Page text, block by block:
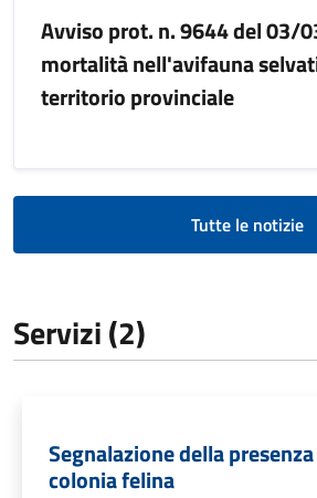
Avviso prot. n. 9644 del 03/
mortalità nell'avifauna
territorio provinciale
Tutte le notizie
Servizi (2)
Segnalazione della
colonia felina